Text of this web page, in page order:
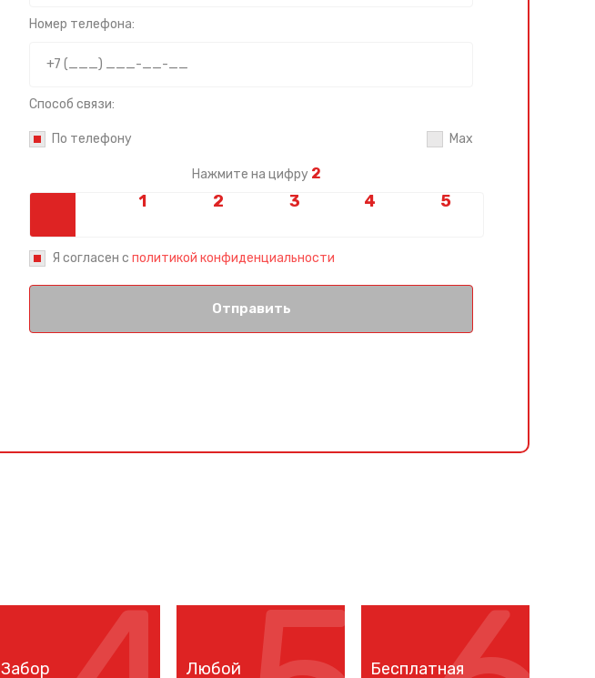
Номер телефона:
Способ связи:
По телефону Max
Нажмите на цифру 2
Я согласен с политикой конфиденциальности
Отправить
Забор Любой Бесплатная